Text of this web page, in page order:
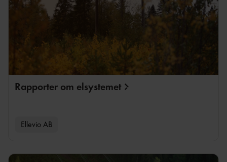
Rapporter om elsystemet
Ellevio AB